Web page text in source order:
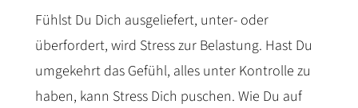
Fühlst Du Dich ausgeliefert, unter- oder
überfordert, wird Stress zur Belastung. Hast Du
umgekehrt das Gefühl, alles unter Kontrolle zu
haben, kann Stress Dich puschen. Wie Du auf